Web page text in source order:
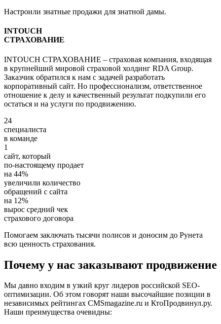
Настроили знатные продажи для знатной дамы.
INTOUCH
СТРАХОВАНИЕ
INTOUCH СТРАХОВАНИЕ – страховая компания, входящая
в крупнейший мировой страховой холдинг RDA Group.
Заказчик обратился к нам с задачей разработать
корпоративный сайт. Но профессионализм, ответственное
отношение к делу и качественный результат подкупили его
остаться и на услуги по продвижению.
24
специалиста
в команде
1
сайт, который
по-настоящему продает
на 44%
увеличили количество
обращений с сайта
на 12%
вырос средний чек
страхового договора
Помогаем заключать тысячи полисов и доносим до Рунета
всю ценность страхования.
Почему у нас заказывают продвижение
Мы давно входим в узкий круг лидеров российской SEO-
оптимизации. Об этом говорят наши высочайшие позиции в
независимых рейтингах CMSmagazine.ru и КтоПродвинул.ру.
Наши преимущества очевидны: